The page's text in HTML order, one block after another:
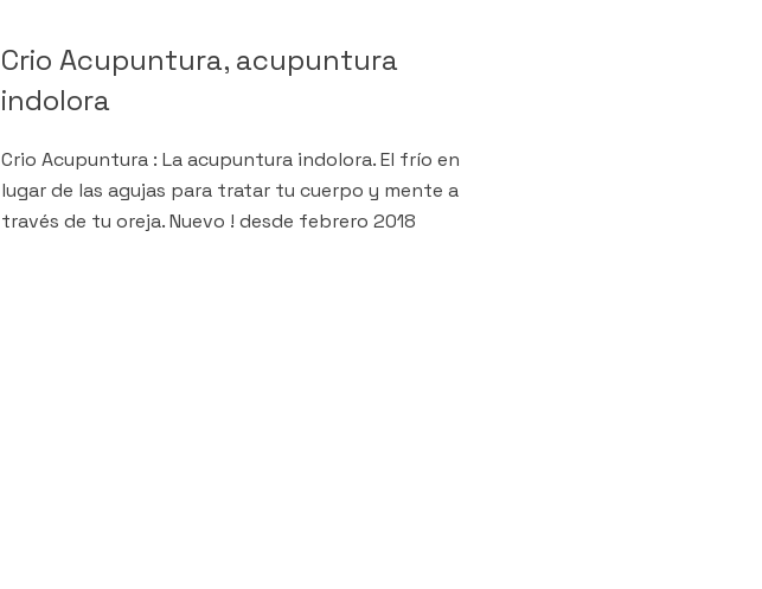
Crio Acupuntura, acupuntura
indolora
Crio Acupuntura : La acupuntura indolora. El frío en
lugar de las agujas para tratar tu cuerpo y mente a
través de tu oreja. Nuevo ! desde febrero 2018